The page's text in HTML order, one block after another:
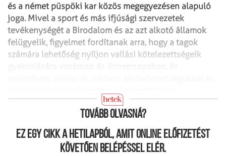
és a német püspöki kar közös megegyezésen alapuló
joga. Mivel a sport és más ifjúsági szervezetek
tevékenységét a Birodalom és az azt alkotó államok
felügyelik, figyelmet fordítanak arra, hogy a tagok
számára lehetőségnyíljon vallási kötelezettségeik
Tovább olvasná?
Ez egy cikk a hetilapból, amit online előfizetést
követően belépéssel elér.